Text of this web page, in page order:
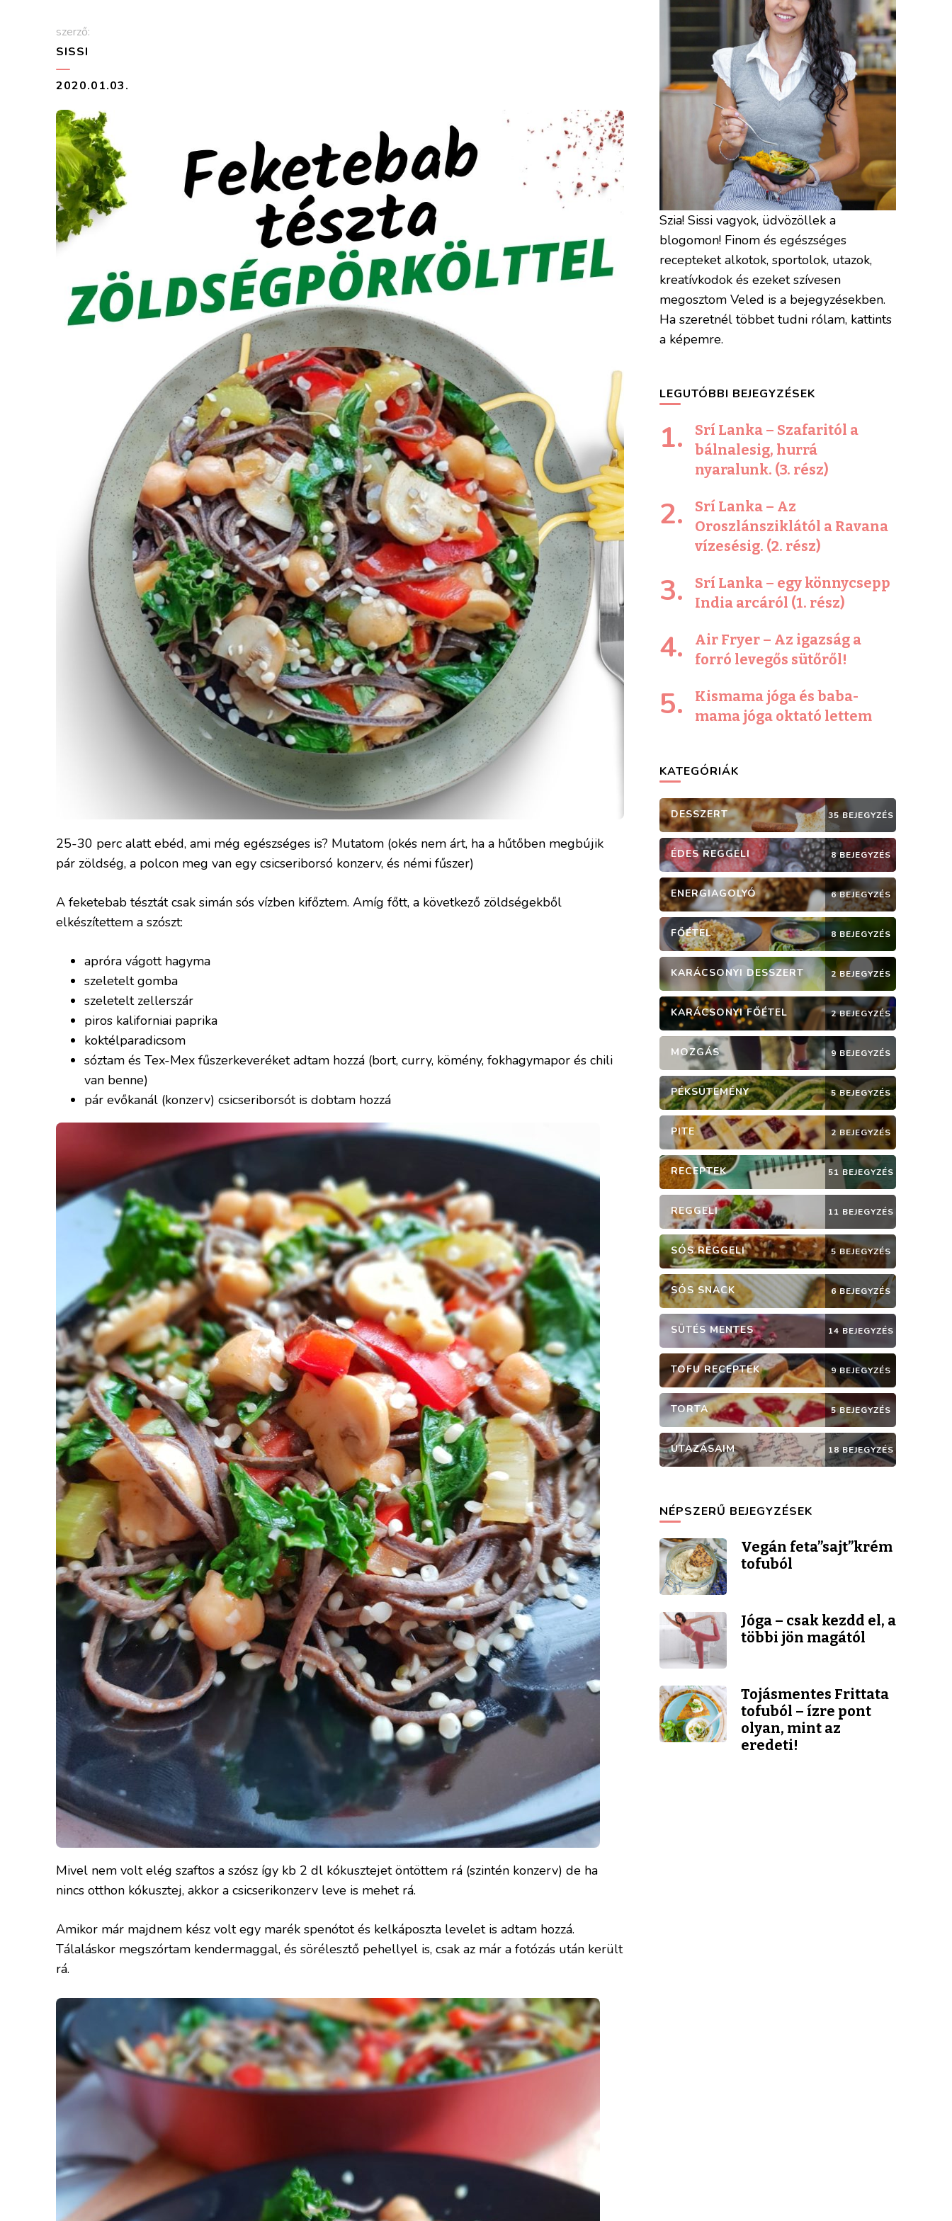
szerző:
SISSI
2020.01.03.
25-30 perc alatt ebéd, ami még egészséges is? Mutatom (okés nem árt, ha a hűtőben megbújik
pár zöldség, a polcon meg van egy csicseriborsó konzerv, és némi fűszer)
A feketebab tésztát csak simán sós vízben kifőztem. Amíg főtt, a következő zöldségekből
elkészítettem a szószt:
apróra vágott hagyma
szeletelt gomba
szeletelt zellerszár
piros kaliforniai paprika
koktélparadicsom
sóztam és Tex-Mex fűszerkeveréket adtam hozzá (bort, curry, kömény, fokhagymapor és chili
van benne)
pár evőkanál (konzerv) csicseriborsót is dobtam hozzá
Mivel nem volt elég szaftos a szósz így kb 2 dl kókusztejet öntöttem rá (szintén konzerv) de ha
nincs otthon kókusztej, akkor a csicserikonzerv leve is mehet rá.
Amikor már majdnem kész volt egy marék spenótot és kelkáposzta levelet is adtam hozzá.
Tálaláskor megszórtam kendermaggal, és sörélesztő pehellyel is, csak az már a fotózás után került
rá.
Szia! Sissi vagyok, üdvözöllek a
blogomon! Finom és egészséges
recepteket alkotok, sportolok, utazok,
kreatívkodok és ezeket szívesen
megosztom Veled is a bejegyzésekben.
Ha szeretnél többet tudni rólam, kattints
a képemre.
LEGUTÓBBI BEJEGYZÉSEK
Srí Lanka – Szafaritól a
bálnalesig, hurrá
nyaralunk. (3. rész)
Srí Lanka – Az
Oroszlánsziklától a Ravana
vízesésig. (2. rész)
Srí Lanka – egy könnycsepp
India arcáról (1. rész)
Air Fryer – Az igazság a
forró levegős sütőről!
Kismama jóga és baba-
mama jóga oktató lettem
KATEGÓRIÁK
DESSZERT 35 BEJEGYZÉS
ÉDES REGGELI 8 BEJEGYZÉS
ENERGIAGOLYÓ 6 BEJEGYZÉS
FŐÉTEL 8 BEJEGYZÉS
KARÁCSONYI DESSZERT 2 BEJEGYZÉS
KARÁCSONYI FŐÉTEL 2 BEJEGYZÉS
MOZGÁS 9 BEJEGYZÉS
PÉKSÜTEMÉNY 5 BEJEGYZÉS
PITE 2 BEJEGYZÉS
RECEPTEK 51 BEJEGYZÉS
REGGELI 11 BEJEGYZÉS
SÓS REGGELI 5 BEJEGYZÉS
SÓS SNACK 6 BEJEGYZÉS
SÜTÉS MENTES 14 BEJEGYZÉS
TOFU RECEPTEK 9 BEJEGYZÉS
TORTA 5 BEJEGYZÉS
UTAZÁSAIM 18 BEJEGYZÉS
NÉPSZERŰ BEJEGYZÉSEK
Vegán feta”sajt”krém
tofuból
Jóga – csak kezdd el, a
többi jön magától
Tojásmentes Frittata
tofuból – ízre pont
olyan, mint az
eredeti!